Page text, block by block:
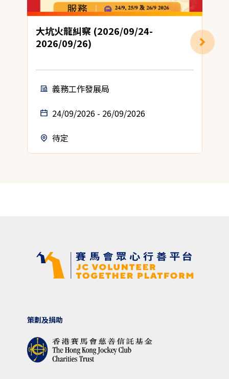
大坑火龍糾察 (2026/09/24-
2026/09/26)
義務工作發展局
24/09/2026 - 26/09/2026
待定
策劃及捐助